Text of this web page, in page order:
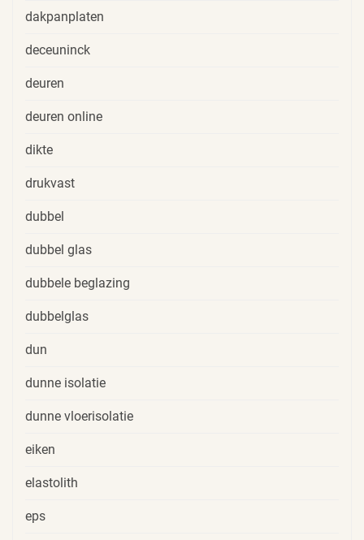
dakpanplaten
deceuninck
deuren
deuren online
dikte
drukvast
dubbel
dubbel glas
dubbele beglazing
dubbelglas
dun
dunne isolatie
dunne vloerisolatie
eiken
elastolith
eps